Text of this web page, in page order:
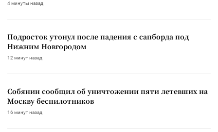
4 минуты назад
Подросток утонул после падения с сапборда под
Нижним Новгородом
12 минут назад
Собянин сообщил об уничтожении пяти летевших на
Москву беспилотников
16 минут назад